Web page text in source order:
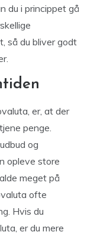
du i princippet gå
så du bliver godt
er, at der
penge.
og
opleve store
meget på
ofte
Hvis du
er du mere